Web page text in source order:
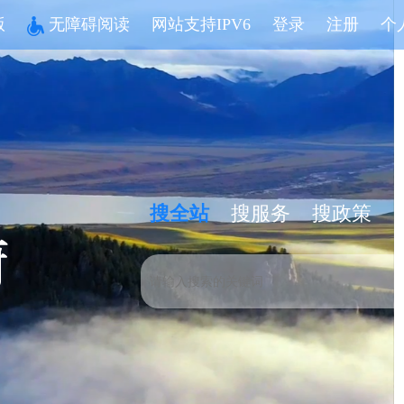
无障碍阅读 网站支持IPV6 登录 注册 个
搜全站 搜服务 搜政策